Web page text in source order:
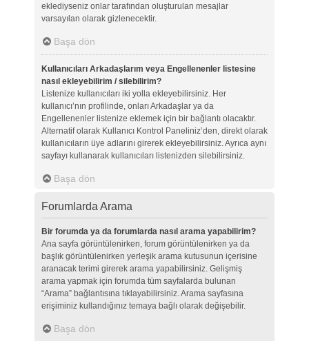
eklediyseniz onlar tarafından oluşturulan mesajlar
varsayılan olarak gizlenecektir.
Başa dön
Kullanıcıları Arkadaşlarım veya Engellenenler listesine
nasıl ekleyebilirim / silebilirim?
Listenize kullanıcıları iki yolla ekleyebilirsiniz. Her
kullanıcı’nın profilinde, onları Arkadaşlar ya da
Engellenenler listenize eklemek için bir bağlantı olacaktır.
Alternatif olarak Kullanıcı Kontrol Paneliniz’den, direkt olarak
kullanıcıların üye adlarını girerek ekleyebilirsiniz. Ayrıca aynı
sayfayı kullanarak kullanıcıları listenizden silebilirsiniz.
Başa dön
Forumlarda Arama
Bir forumda ya da forumlarda nasıl arama yapabilirim?
Ana sayfa görüntülenirken, forum görüntülenirken ya da
başlık görüntülenirken yerleşik arama kutusunun içerisine
aranacak terimi girerek arama yapabilirsiniz. Gelişmiş
arama yapmak için forumda tüm sayfalarda bulunan
“Arama” bağlantısına tıklayabilirsiniz. Arama sayfasına
erişiminiz kullandığınız temaya bağlı olarak değişebilir.
Başa dön